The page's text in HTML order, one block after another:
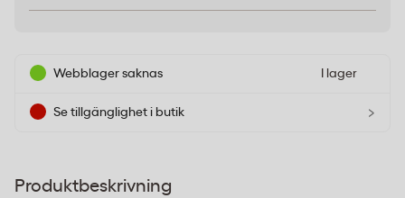
Webblager saknas I lager
Se tillgänglighet i butik ›
Produktbeskrivning